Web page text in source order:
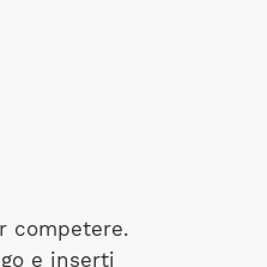
competere.
e inserti